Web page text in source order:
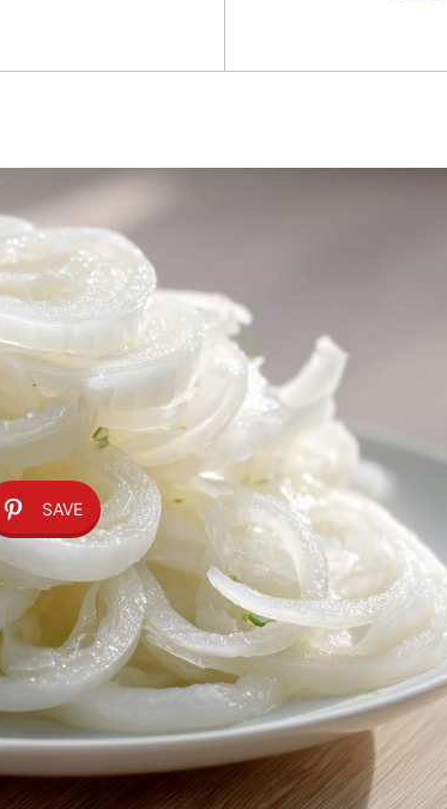
SAVE